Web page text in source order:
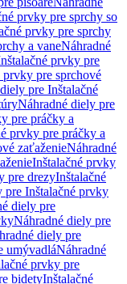
prvky pre sprchy so
prvky pre sprchy
a vaneNáhradné
prvky pre
prvky pre sprchové
pre Inštalačné
Náhradné diely pre
pre práčky a
prvky pre práčky a
zaťaženieNáhradné
Inštalačné prvky
pre drezyInštalačné
pre Inštalačné prvky
diely pre
Náhradné diely pre
diely pre
umývadláNáhradné
prvky pre
bidetyInštalačné